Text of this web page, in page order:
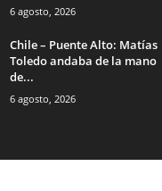
6 agosto, 2026
Chile – Puente Alto: Matías
Toledo andaba de la mano
de...
6 agosto, 2026